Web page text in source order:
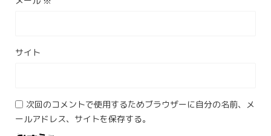
サイト
次回のコメントで使用するためブラウザーに自分の名前、メ
ールアドレス、サイトを保存する。